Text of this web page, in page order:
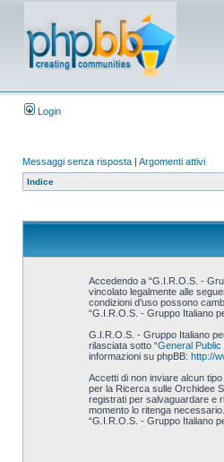
Login
Messaggi senza risposta | Argomenti attivi
Indice
Accedendo a “G.I.R.O.S. -
vincolato legalmente alle
condizioni d’uso possono
“G.I.R.O.S. - Gruppo Italiano
G.I.R.O.S. - Gruppo Italiano
rilasciata sotto “General Public
informazioni su phpBB: http://
Accetti di non inviare alcun
per la Ricerca sulle Orchidee
registrati per salvaguardare e
momento lo ritenga
“G.I.R.O.S. - Gruppo Italiano